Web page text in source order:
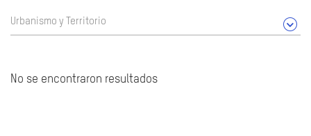
Urbanismo y Territorio
No se encontraron resultados